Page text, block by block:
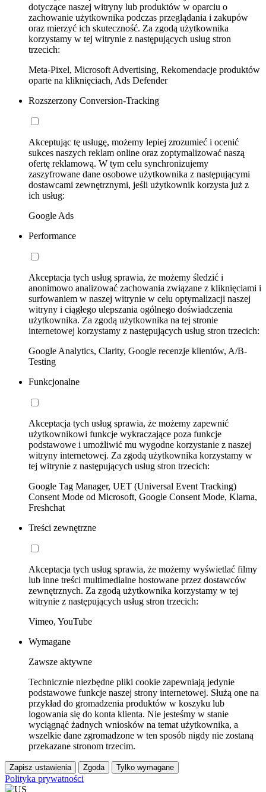
dotyczące naszej witryny lub produktów w oparciu o
zachowanie użytkownika podczas przeglądania i zakupów
oraz mierzyć ich skuteczność. Za zgodą użytkownika
korzystamy w tej witrynie z następujących usług stron
trzecich:
Meta-Pixel, Microsoft Advertising, Rekomendacje produktów
oparte na kliknięciach, Ads Defender
Rozszerzony Conversion-Tracking
Akceptując tę usługę, możemy lepiej zrozumieć i ocenić
sukces naszych reklam online oraz zoptymalizować naszą
ofertę reklamową. W tym celu synchronizujemy
zaszyfrowane dane osobowe użytkownika z następującymi
dostawcami zewnętrznymi, jeśli użytkownik korzysta już z
ich usług:
Google Ads
Performance
Akceptacja tych usług sprawia, że możemy śledzić i
anonimowo analizować zachowania związane z kliknięciami i
surfowaniem w naszej witrynie w celu optymalizacji naszej
witryny i ciągłego ulepszania ogólnego doświadczenia
użytkownika. Za zgodą użytkownika na tej stronie
internetowej korzystamy z następujących usług stron trzecich:
Google Analytics, Clarity, Google recenzje klientów, A/B-
Testing
Funkcjonalne
Akceptacja tych usług sprawia, że możemy zapewnić
użytkownikowi funkcje wykraczające poza funkcje
podstawowe i umożliwić mu wygodne korzystanie z naszej
witryny internetowej. Za zgodą użytkownika korzystamy w
tej witrynie z następujących usług stron trzecich:
Google Tag Manager, UET (Universal Event Tracking)
Consent Mode od Microsoft, Google Consent Mode, Klarna,
Freshchat
Treści zewnętrzne
Akceptacja tych usług sprawia, że możemy wyświetlać filmy
lub inne treści multimedialne hostowane przez dostawców
zewnętrznych. Za zgodą użytkownika korzystamy w tej
witrynie z następujących usług stron trzecich:
Vimeo, YouTube
Wymagane
Zawsze aktywne
Technicznie niezbędne pliki cookie zapewniają jedynie
podstawowe funkcje naszej strony internetowej. Służą one na
przykład do gromadzenia produktów w koszyku lub
logowania się do konta klienta. Nie jesteśmy w stanie
wyciągnąć żadnych wniosków na temat użytkownika, a
wszelkie dane zgromadzone w ten sposób nigdy nie zostaną
przekazane stronom trzecim.
Zapisz ustawienia Zgoda Tylko wymagane
Polityka prywatności